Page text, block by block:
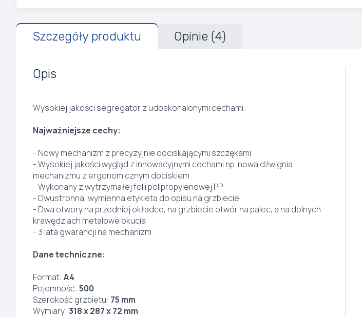
Szczegóły produktu Opinie (4)
Opis
Wysokiej jakości segregator z udoskonalonymi cechami.
Najważniejsze cechy:
- Nowy mechanizm z precyzyjnie dociskającymi szczękami
- Wysokiej jakości wygląd z innowacyjnymi cechami np. nowa dźwignia
mechanizmu z ergonomicznym dociskiem
- Wykonany z wytrzymałej folii polipropylenowej PP
- Dwustronna, wymienna etykieta do opisu na grzbiecie
- Dwa otwory na przedniej okładce, na grzbiecie otwór na palec, a na dolnych
krawędziach metalowe okucia
- 3 lata gwarancji na mechanizm
Dane techniczne:
Format: A4
Pojemność: 500
Szerokość grzbietu: 75 mm
Wymiary: 318 x 287 x 72 mm